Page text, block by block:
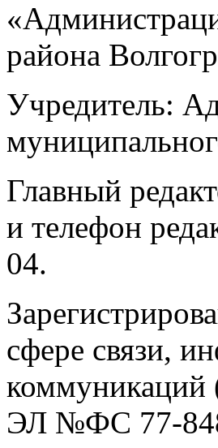
района
Учредитель:
Главный
и телефон
04.
сфере связи,
коммуникаций
ЭЛ №ФС 77-